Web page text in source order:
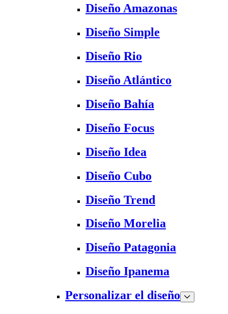
Diseño Amazonas
Diseño Simple
Diseño Rio
Diseño Atlántico
Diseño Bahía
Diseño Focus
Diseño Idea
Diseño Cubo
Diseño Trend
Diseño Morelia
Diseño Patagonia
Diseño Ipanema
Personalizar el diseño